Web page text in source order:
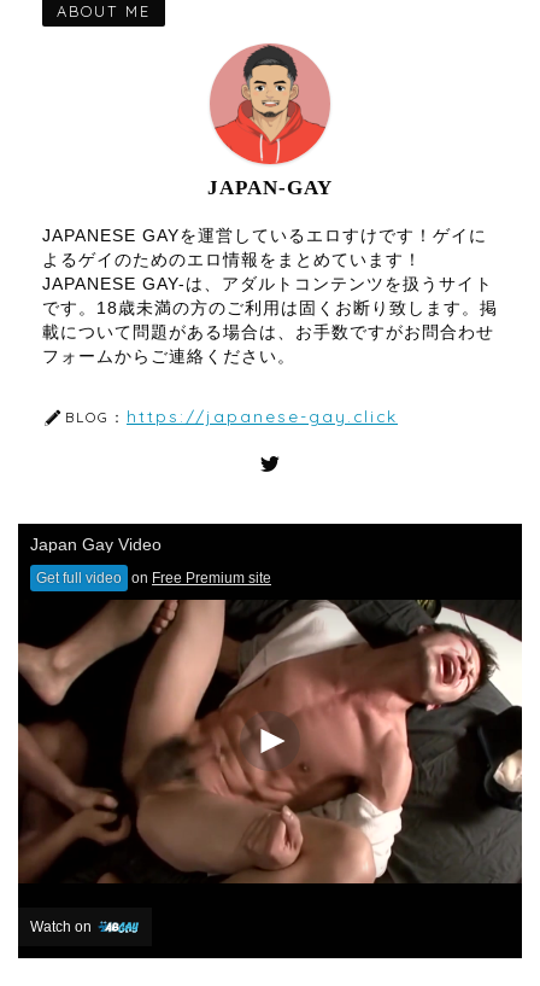
ABOUT ME
JAPAN-GAY
JAPANESE GAYを運営しているエロすけです！ゲイに
よるゲイのためのエロ情報をまとめています！
JAPANESE GAY-は、アダルトコンテンツを扱うサイト
です。18歳未満の方のご利用は固くお断り致します。掲
載について問題がある場合は、お手数ですがお問合わせ
フォームからご連絡ください。
BLOG： https://japanese-gay.click